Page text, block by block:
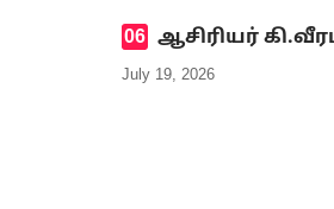
ஆசிரியர்
July 19, 2026